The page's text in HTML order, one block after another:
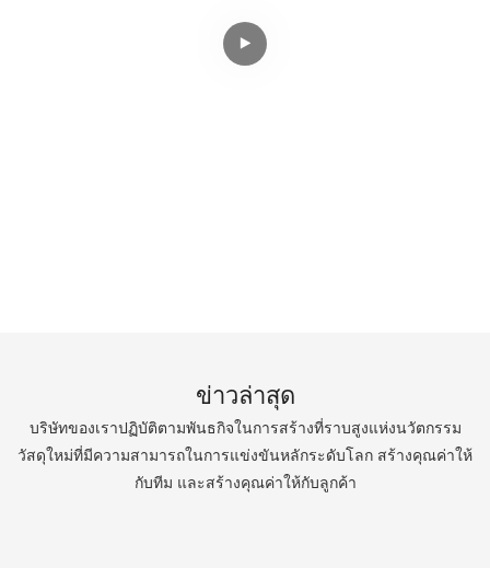
ข่าวล่าสุด
บริษัทของเราปฏิบัติตามพันธกิจในการสร้างที่ราบสูงแห่งนวัตกรรม
วัสดุใหม่ที่มีความสามารถในการแข่งขันหลักระดับโลก สร้างคุณค่าให้
กับทีม และสร้างคุณค่าให้กับลูกค้า